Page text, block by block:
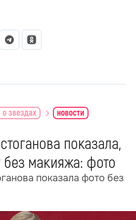
о звездах новости
показала,
без макияжа: фото
показала фото без